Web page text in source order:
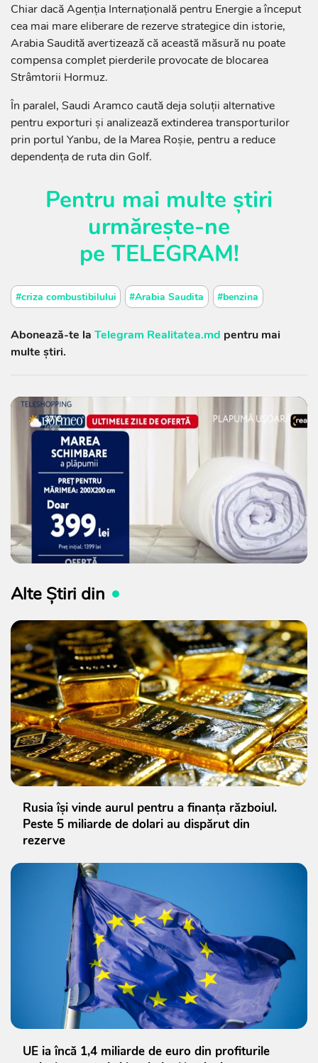
Chiar dacă Agenția Internațională pentru Energie a început
cea mai mare eliberare de rezerve strategice din istorie,
Arabia Saudită avertizează că această măsură nu poate
compensa complet pierderile provocate de blocarea
Strâmtorii Hormuz.
În paralel, Saudi Aramco caută deja soluții alternative
pentru exporturi și analizează extinderea transporturilor
prin portul Yanbu, de la Marea Roșie, pentru a reduce
dependența de ruta din Golf.
Pentru mai multe știri
urmărește-ne
pe TELEGRAM!
#criza combustibilului #Arabia Saudita #benzina
Abonează-te la Telegram Realitatea.md pentru mai
multe știri.
Alte Știri din
Rusia își vinde aurul pentru a finanța războiul.
Peste 5 miliarde de dolari au dispărut din
rezerve
UE ia încă 1,4 miliarde de euro din profiturile